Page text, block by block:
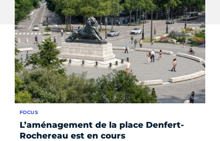
L’aménagement de la place Denfert-
Rochereau est en cours
FOCUS